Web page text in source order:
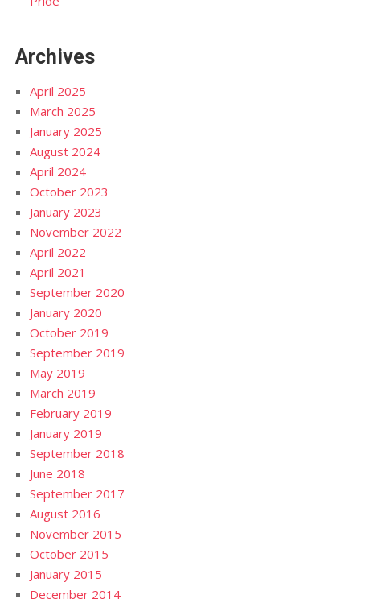
Archives
April 2025
March 2025
January 2025
August 2024
April 2024
October 2023
January 2023
November 2022
April 2022
April 2021
September 2020
January 2020
October 2019
September 2019
May 2019
March 2019
February 2019
January 2019
September 2018
June 2018
September 2017
August 2016
November 2015
October 2015
January 2015
December 2014